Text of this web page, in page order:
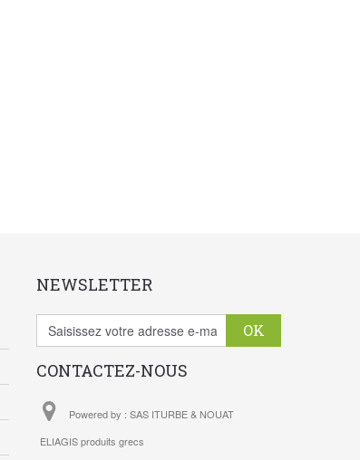
NEWSLETTER
OK
CONTACTEZ-NOUS
Powered by : SAS ITURBE & NOUAT
ELIAGIS produits grecs